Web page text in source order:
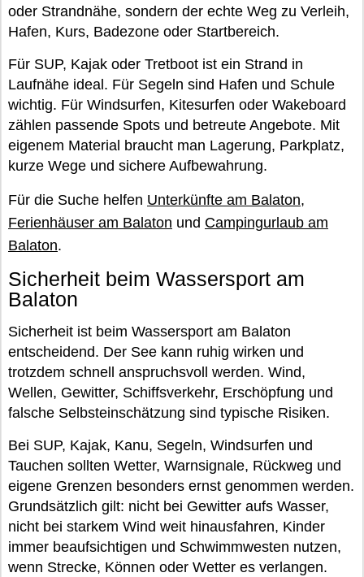
oder Strandnähe, sondern der echte Weg zu Verleih,
Hafen, Kurs, Badezone oder Startbereich.
Für SUP, Kajak oder Tretboot ist ein Strand in
Laufnähe ideal. Für Segeln sind Hafen und Schule
wichtig. Für Windsurfen, Kitesurfen oder Wakeboard
zählen passende Spots und betreute Angebote. Mit
eigenem Material braucht man Lagerung, Parkplatz,
kurze Wege und sichere Aufbewahrung.
Für die Suche helfen Unterkünfte am Balaton,
Ferienhäuser am Balaton und Campingurlaub am
Balaton.
Sicherheit beim Wassersport am
Balaton
Sicherheit ist beim Wassersport am Balaton
entscheidend. Der See kann ruhig wirken und
trotzdem schnell anspruchsvoll werden. Wind,
Wellen, Gewitter, Schiffsverkehr, Erschöpfung und
falsche Selbsteinschätzung sind typische Risiken.
Bei SUP, Kajak, Kanu, Segeln, Windsurfen und
Tauchen sollten Wetter, Warnsignale, Rückweg und
eigene Grenzen besonders ernst genommen werden.
Grundsätzlich gilt: nicht bei Gewitter aufs Wasser,
nicht bei starkem Wind weit hinausfahren, Kinder
immer beaufsichtigen und Schwimmwesten nutzen,
wenn Strecke, Können oder Wetter es verlangen.